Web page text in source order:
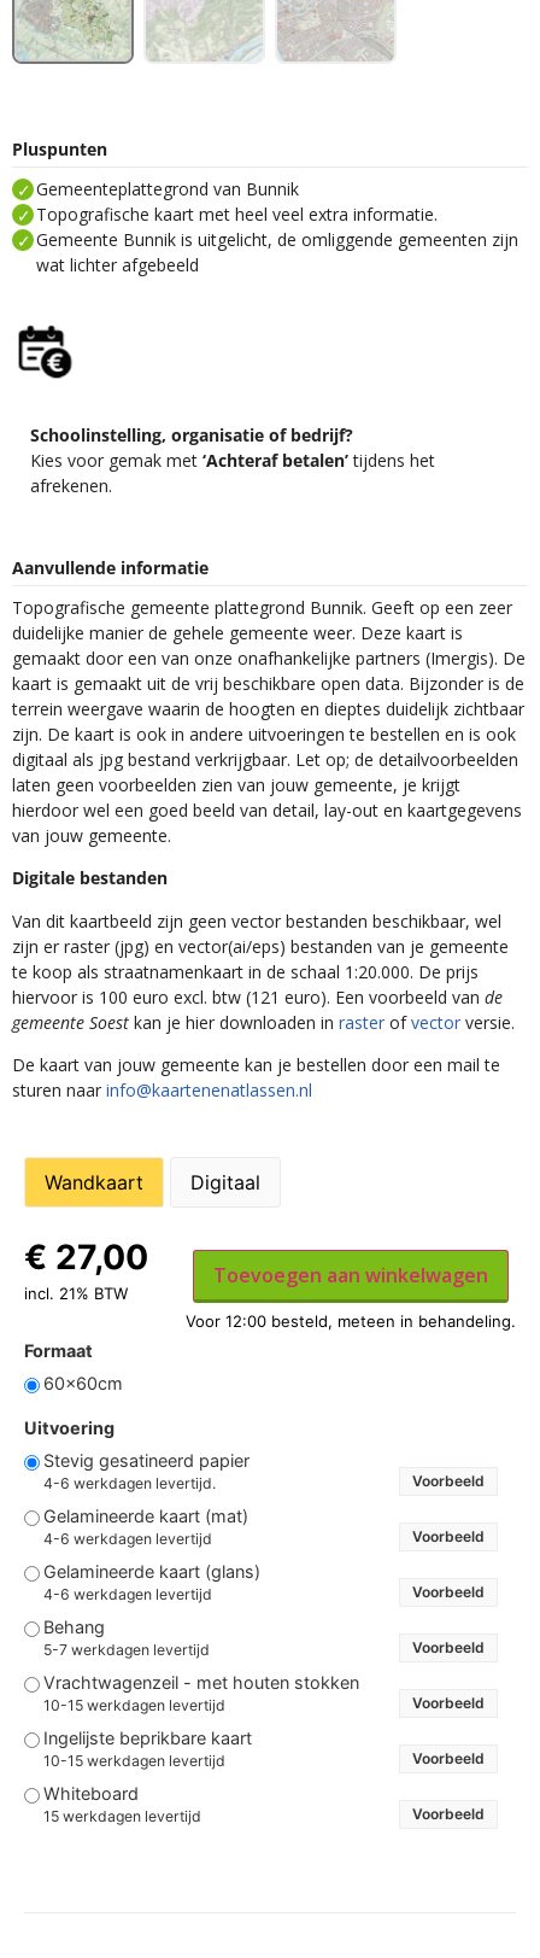
Pluspunten
Gemeenteplattegrond van Bunnik
Topografische kaart met heel veel extra informatie.
Gemeente Bunnik is uitgelicht, de omliggende gemeenten zijn
wat lichter afgebeeld
Schoolinstelling, organisatie of bedrijf?
Kies voor gemak met ‘Achteraf betalen’tijdens het
afrekenen.
Aanvullende informatie
Topografische gemeente plattegrond Bunnik. Geeft op een zeer
duidelijke manier de gehele gemeente weer. Deze kaart is
gemaakt door een van onze onafhankelijke partners (Imergis). De
kaart is gemaakt uit de vrij beschikbare open data. Bijzonder is de
terrein weergave waarin de hoogten en dieptes duidelijk zichtbaar
zijn. De kaart is ook in andere uitvoeringen te bestellen en is ook
digitaal als jpg bestand verkrijgbaar. Let op; de detailvoorbeelden
laten geen voorbeelden zien van jouw gemeente, je krijgt
hierdoor wel een goed beeld van detail, lay-out en kaartgegevens
van jouw gemeente.
Digitale bestanden
Van dit kaartbeeld zijn geen vector bestanden beschikbaar, wel
zijn er raster (jpg) en vector(ai/eps) bestanden van je gemeente
te koop als straatnamenkaart in de schaal 1:20.000. De prijs
hiervoor is 100 euro excl. btw (121 euro). Een voorbeeld van de
gemeente Soest kan je hier downloaden in raster ofvector versie.
De kaart van jouw gemeente kan je bestellen door een mail te
sturen naar info@kaartenenatlassen.nl
Wandkaart Digitaal
Formaat
60x60cm
Uitvoering
Stevig gesatineerd papier
4-6 werkdagen levertijd. Voorbeeld
Gelamineerde kaart (mat)
4-6 werkdagen levertijd Voorbeeld
Gelamineerde kaart (glans)
4-6 werkdagen levertijd Voorbeeld
Behang
5-7 werkdagen levertijd Voorbeeld
Vrachtwagenzeil - met houten stokken
10-15 werkdagen levertijd Voorbeeld
Ingelijste beprikbare kaart
10-15 werkdagen levertijd Voorbeeld
Whiteboard
15 werkdagen levertijd Voorbeeld
€ 27,00
incl. 21% BTW
Toevoegen aan winkelwagen